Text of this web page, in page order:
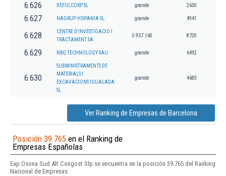
6.626 DEFULCORP SL grande 2630
6.627 NAGRUP HISPANIA SL. grande 4941
6.628
CENTRE D'INVESTIGACIO I
TRACTAMENT SA
5.957.160 8720
6.629 NBQ TECHNOLOGY SAU grande 6492
6.630
SUBMINISTRAMENTS DE
MATERIALS I
EXCAVACIONS IGUALADA
SL
grande 4683
Ver Ranking de Empresas de Barcelona
Posición 39.765 en el Ranking de
Empresas Españolas
Eap Osona Sud Alt Congost Slp se encuentra en la posición 39.765 del Ranking
Nacional de Empresas.